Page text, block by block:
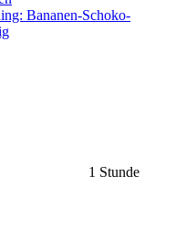
Bananen-Schoko-
1 Stunde